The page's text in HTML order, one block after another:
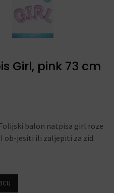
Girl, pink 73 cm
balon natpisa girl roze
ob-jesiti ili zaljepiti za zid.